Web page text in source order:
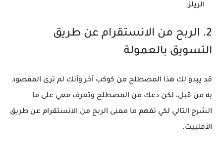
الريلز.
2. الربح من الانستقرام عن طريق
التسويق بالعمولة
قد يبدو لك هذا المصطلح من كوكب آخر وأنك لم ترى المقصود
به من قبل، لكن دعك من المصطلح وتعرف معي على ما
الشرح التالي لكي تفهم ما معنى الربح من الانستقرام عن طريق
الأفلييت.